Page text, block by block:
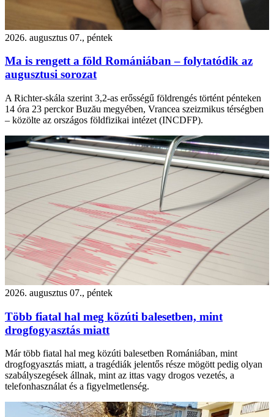
2026. augusztus 07., péntek
Ma is rengett a föld Romániában – folytatódik az
augusztusi sorozat
A Richter-skála szerint 3,2-as erősségű földrengés történt pénteken
14 óra 23 perckor Buzău megyében, Vrancea szeizmikus térségben
– közölte az országos földfizikai intézet (INCDFP).
2026. augusztus 07., péntek
Több fiatal hal meg közúti balesetben, mint
drogfogyasztás miatt
Már több fiatal hal meg közúti balesetben Romániában, mint
drogfogyasztás miatt, a tragédiák jelentős része mögött pedig olyan
szabályszegések állnak, mint az ittas vagy drogos vezetés, a
telefonhasználat és a figyelmetlenség.